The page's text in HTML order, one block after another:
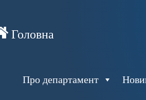
Про департамент